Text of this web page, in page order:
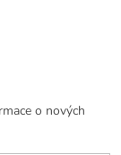
o nových